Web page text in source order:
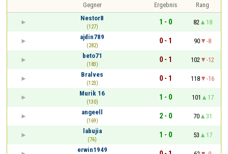
Gegner Ergebnis
Rang
Nestor8
(127)
1 - 0 82
18
ajdin789
(282)
0 - 1 90
-8
beto71
(183)
0 - 1 102
-12
Bralves
(123)
0 - 1 118
-16
Murik 16
(130)
1 - 0 101
17
angeell
(169)
2 - 0 70
31
labujia
(76)
1 - 0 53
17
erwin1949